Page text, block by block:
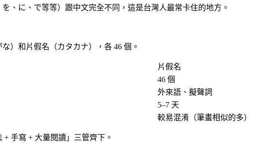
、に、で等等）跟中文完全不同，這是台灣人最常卡住的地方。
）和片假名（カタカナ），各 46 個。
片假名
46 個
外來語、擬聲詞
5–7 天
較易混淆（筆畫相似的多）
手寫 + 大量閱讀」三管齊下。